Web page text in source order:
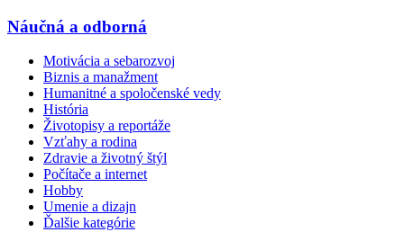
Náučná a odborná
Motivácia a sebarozvoj
Biznis a manažment
Humanitné a spoločenské vedy
História
Životopisy a reportáže
Vzťahy a rodina
Zdravie a životný štýl
Počítače a internet
Hobby
Umenie a dizajn
Ďalšie kategórie